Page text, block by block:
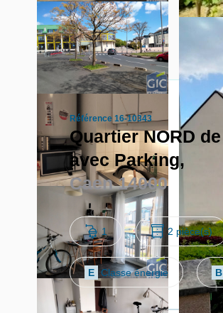
Référence 16-10343
Quartier NORD
avec Parking,
Caen 14000
1 2 pièce(s)
E Classe énergie B